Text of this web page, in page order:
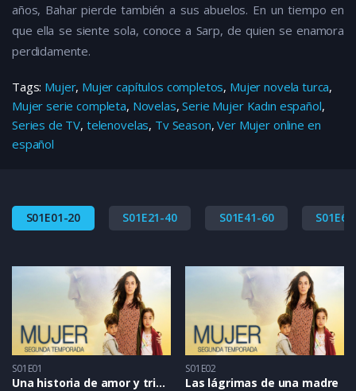
años, Bahar pierde también a sus abuelos. En un tiempo en
que ella se siente sola, conoce a Sarp, de quien se enamora
perdidamente.
Tags: Mujer, Mujer capítulos completos, Mujer novela turca,
Mujer serie completa, Novelas,Serie Mujer Kadın español,
Series de TV, telenovelas, Tv Season,Ver Mujer online en
español
S01E01-20 S01E21-40 S01E41-60
S01E01
Una historia de amor y tristeza
S01E02
Las lágrimas de una madre